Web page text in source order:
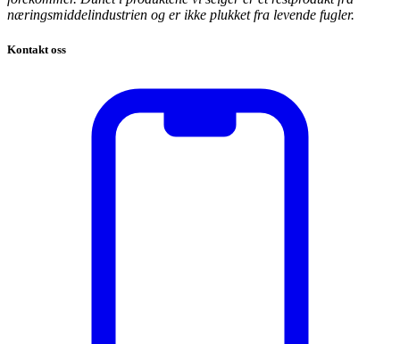
næringsmiddelindustrien og er ikke plukket fra levende fugler.
Kontakt oss